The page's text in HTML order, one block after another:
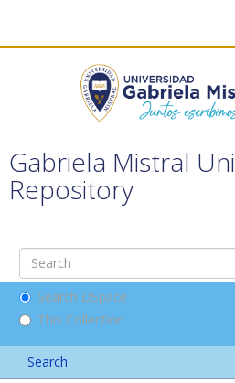
Gabriela Mistral
Repository
Search DSpace
This Collection
Search